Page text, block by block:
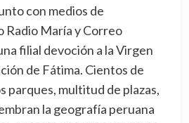
con medios de
Radio María y Correo
filial devoción a la Virgen
de Fátima. Cientos de
parques, multitud de plazas,
la geografía peruana